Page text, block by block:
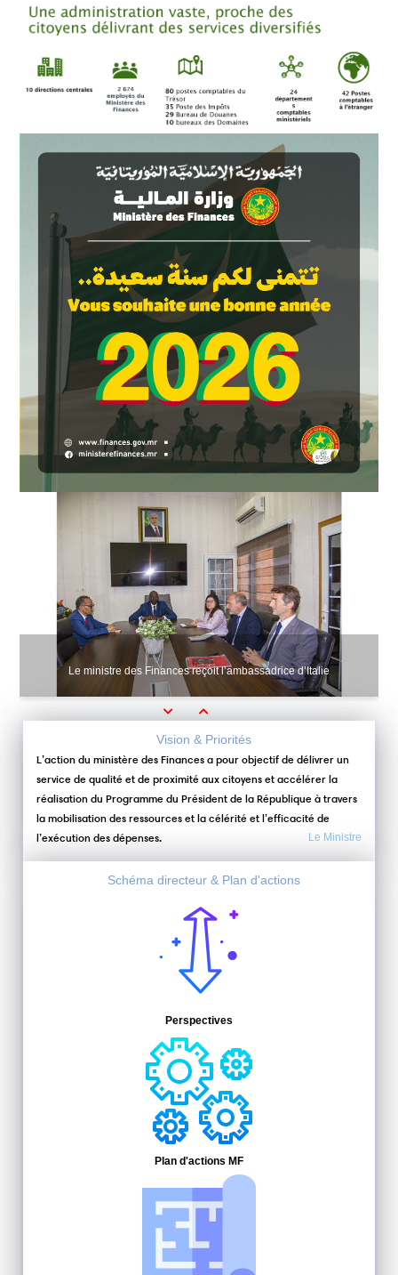
Le ministre des Finances reçoit l’ambassadrice d’Italie
Previous
Vision & Priorités
L’action du ministère des Finances a pour objectif de délivrer un
service de qualité et de proximité aux citoyens et accélérer la
réalisation du Programme du Président de la République à travers
la mobilisation des ressources et la célérité et l’efficacité de
l’exécution des dépenses.
Le Ministre
Schéma directeur & Plan d'actions
Perspectives
Plan d'actions MF